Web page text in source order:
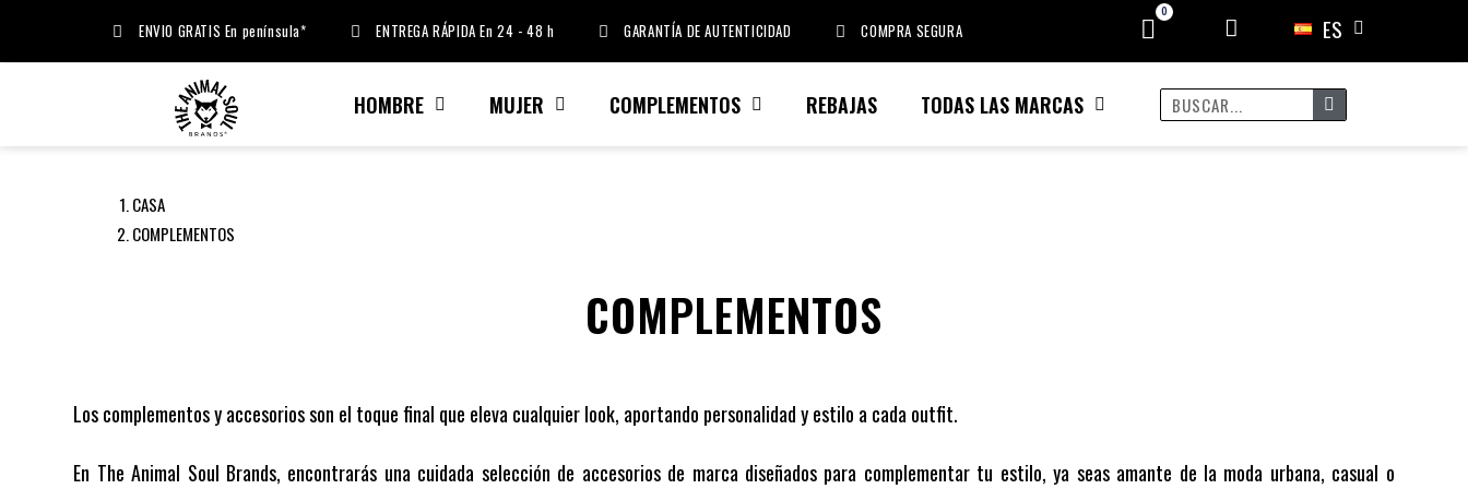
ENVIO GRATIS En península* ENTREGA RÁPIDA En 24 - 48 h GARANTÍA DE AUTENTICIDAD COMPRA SEGURA ES
HOMBRE MUJER COMPLEMENTOS REBAJAS TODAS LAS MARCAS
CASA
COMPLEMENTOS
COMPLEMENTOS
Los complementos y accesorios son el toque final que eleva cualquier look, aportando personalidad y estilo a cada outfit.
En The Animal Soul Brands, encontrarás una cuidada selección de accesorios de marca diseñados para complementar tu estilo, ya seas amante de la moda urbana, casual o